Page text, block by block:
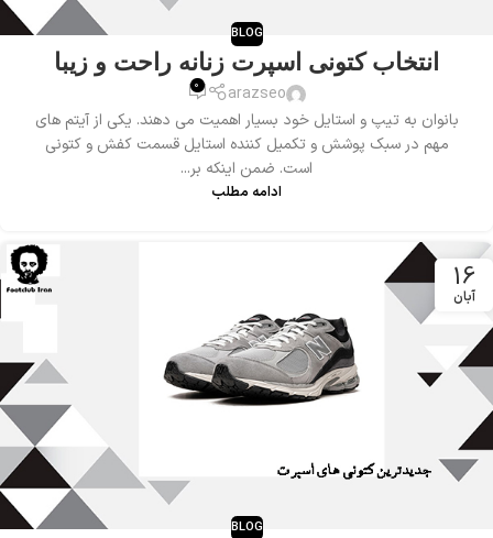
BLOG
انتخاب کتونی اسپرت زنانه راحت و زیبا
arazseo
0
بانوان به تیپ و استایل خود بسیار اهمیت می دهند. یکی از آیتم های
مهم در سبک پوشش و تکمیل کننده استایل قسمت کفش و کتونی
است. ضمن اینکه بر...
ادامه مطلب
16
آبان
BLOG